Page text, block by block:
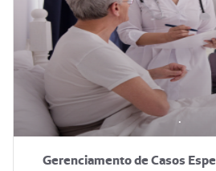
.
Gerenciamento de Casos